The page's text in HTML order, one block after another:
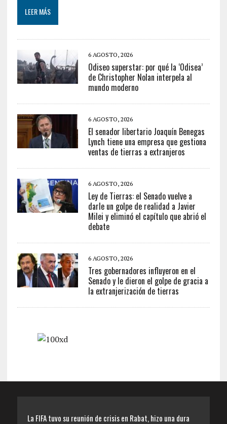
LEER MÁS
6 AGOSTO, 2026
Odiseo superstar: por qué la ‘Odisea’
de Christopher Nolan interpela al
mundo moderno
6 AGOSTO, 2026
El senador libertario Joaquín Benegas
Lynch tiene una empresa que gestiona
ventas de tierras a extranjeros
6 AGOSTO, 2026
Ley de Tierras: el Senado vuelve a
darle un golpe de realidad a Javier
Milei y eliminó el capítulo que abrió el
debate
6 AGOSTO, 2026
Tres gobernadores influyeron en el
Senado y le dieron el golpe de gracia a
la extranjerización de tierras
La FIFA tuvo su reunión de crisis en Rabat, hizo una dura